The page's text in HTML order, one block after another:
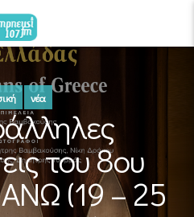
νέα
του 8ου
(19 – 25